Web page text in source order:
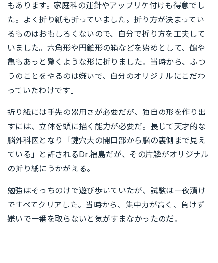
もあります。家庭科の運針やアップリケ付けも得意でし
た。よく折り紙も折っていました。折り方が決まってい
るものはおもしろくないので、自分で折り方を工夫して
いました。六角形や円錐形の箱などを始めとして、鶴や
亀もあっと驚くような形に折りました。当時から、ふつ
うのことをやるのは嫌いで、自分のオリジナルにこだわ
っていたわけです」
折り紙には手先の器用さが必要だが、独自の形を作り出
すには、立体を頭に描く能力が必要だ。長じて天才的な
脳外科医となり「鍵穴大の開口部から脳の裏側まで見え
ている」と評されるDr.福島だが、その片鱗がオリジナル
の折り紙にうかがえる。
勉強はそっちのけで遊び歩いていたが、試験は一夜漬け
ですべてクリアした。当時から、集中力が高く、負けず
嫌いで一番を取らないと気がすまなかったのだ。